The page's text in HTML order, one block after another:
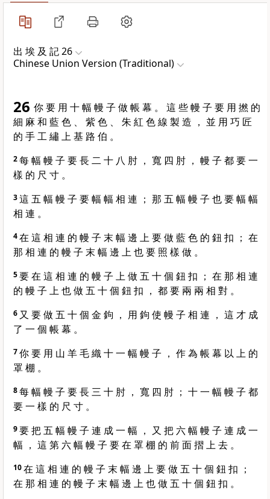
出 埃 及 記 26
Chinese Union Version (Traditional)
26 你 要 用 十 幅 幔 子 做 帳 幕 。 這 些 幔 子 要 用 撚 的
細 麻 和 藍 色 、 紫 色 、 朱 紅 色 線 製 造 ， 並 用 巧 匠
的 手 工 繡 上 基 路 伯 。
2每 幅 幔 子 要 長 二 十 八 肘 ， 寬 四 肘 ， 幔 子 都 要 一
樣 的 尺 寸 。
3這 五 幅 幔 子 要 幅 幅 相 連 ； 那 五 幅 幔 子 也 要 幅 幅
相 連 。
4在 這 相 連 的 幔 子 末 幅 邊 上 要 做 藍 色 的 鈕 扣 ； 在
那 相 連 的 幔 子 末 幅 邊 上 也 要 照 樣 做 。
5要 在 這 相 連 的 幔 子 上 做 五 十 個 鈕 扣 ； 在 那 相 連
的 幔 子 上 也 做 五 十 個 鈕 扣 ， 都 要 兩 兩 相 對 。
6 又 要 做 五 十 個 金 鉤 ， 用 鉤 使 幔 子 相 連 ， 這 才 成
了 一 個 帳 幕 。
7你 要 用 山 羊 毛 織 十 一 幅 幔 子 ， 作 為 帳 幕 以 上 的
罩 棚 。
8每 幅 幔 子 要 長 三 十 肘 ， 寬 四 肘 ； 十 一 幅 幔 子 都
要 一 樣 的 尺 寸 。
9要 把 五 幅 幔 子 連 成 一 幅 ， 又 把 六 幅 幔 子 連 成 一
幅 ， 這 第 六 幅 幔 子 要 在 罩 棚 的 前 面 摺 上 去 。
10在 這 相 連 的 幔 子 末 幅 邊 上 要 做 五 十 個 鈕 扣 ；
在 那 相 連 的 幔 子 末 幅 邊 上 也 做 五 十 個 鈕 扣 。